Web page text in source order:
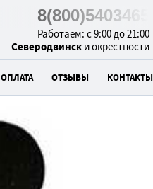
8(800)5403465
Работаем: с 9:00 до 21:00
Северодвинск и окрестности
ОПЛАТА ОТЗЫВЫ КОНТАКТЫ